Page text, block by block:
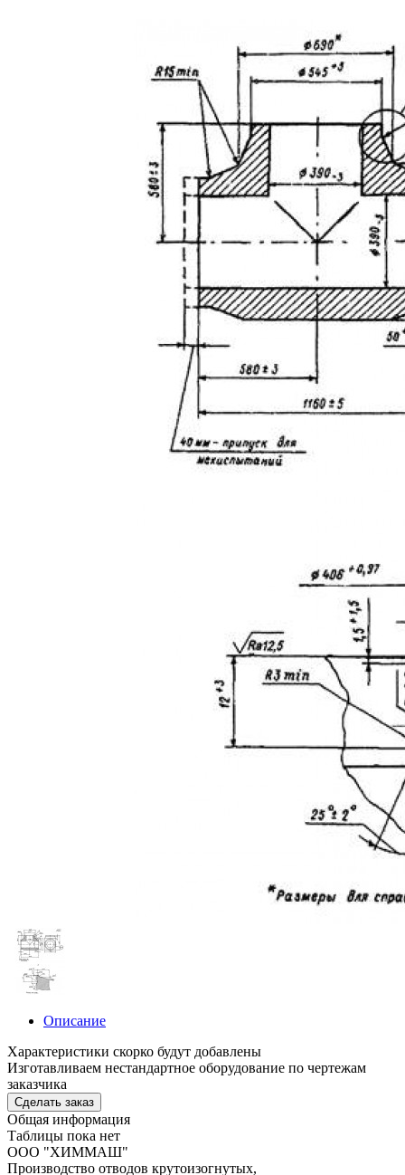
Описание
Характеристики скорко будут добавлены
Изготавливаем нестандартное оборудование по чертежам
заказчика
Cделать заказ
Общая информация
Таблицы пока нет
ООО "ХИММАШ"
Производство отводов крутоизогнутых,